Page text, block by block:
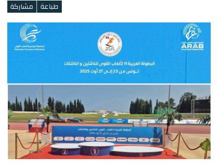
التربية البدنية والتكوين والبحث
خدمات
ميديا
<